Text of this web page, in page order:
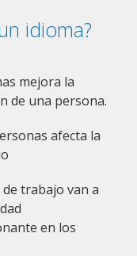
idioma?
mejora la
de una persona.
afecta la
trabajo van a
en los